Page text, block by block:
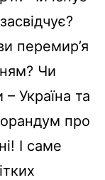
перемир’я
Чи
Україна та
про
І саме